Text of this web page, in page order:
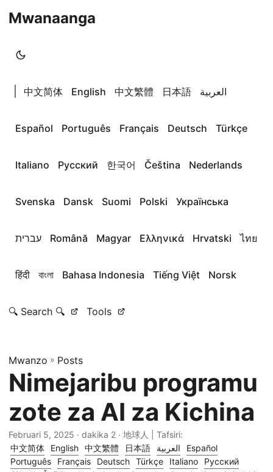
Mwanaanga
中文简体 English 中文繁體 日本語 العربية
Español Português Français Deutsch Türkçe
Italiano Русский 한국어 Čeština Nederlands
Svenska Dansk Suomi Polski Українська
עברית Română Magyar Ελληνικά Hrvatski ไทย
हिंदी বাংলা Bahasa Indonesia Tiếng Việt Norsk
🔍 Search 🔍 Tools
Mwanzo » Posts
Nimejaribu programu
zote za AI za Kichina
Februari 5, 2025 · dakika 2 · 地球人 | Tafsiri:
中文简体
English 中文繁體 日本語 العربية
Español
Português
Français Deutsch Türkçe Italiano
Русский